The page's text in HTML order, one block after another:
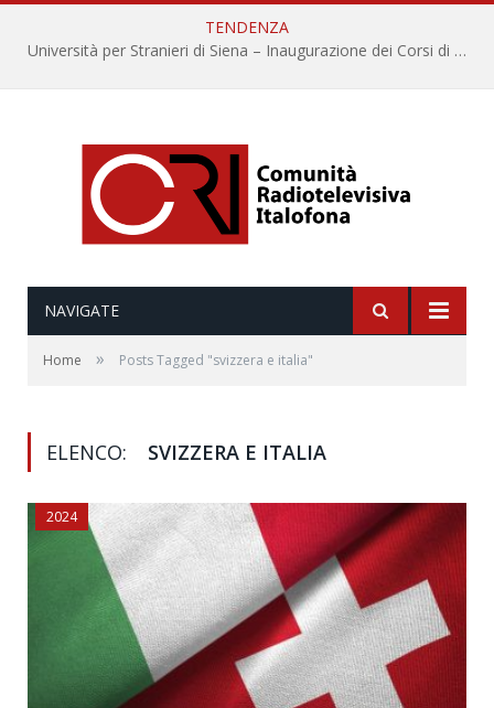
TENDENZA
Università per Stranieri di Siena – Inaugurazione dei Corsi di Lingua e Cultura Italiana, 109a annata
NAVIGATE
Home » Posts Tagged "svizzera e italia"
ELENCO: SVIZZERA E ITALIA
2024